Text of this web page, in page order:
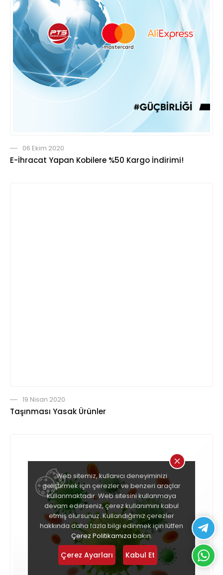
06 Ekim 2020
E-İhracat Yapan Kobilere %50 Kargo İndirimi!
19 Nisan 2020
Taşınması Yasak Ürünler
Web sitemiz, kullanıcı deneyiminizi
geliştirmek için çerezler ve benzeri araçlar
kullanmaktadır. Web sitesini kullanmaya
devam ederseniz, çerez kullanımını kabul
etmiş olursunuz. Kullandığımız çerezler
hakkında daha fazla bilgi edinmek için lütfen
Çerez Politikamıza bakın.
Çerez Ayarları Kabul Et